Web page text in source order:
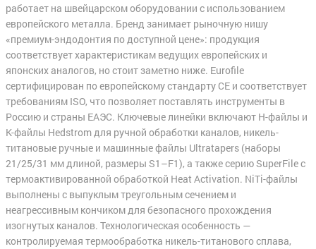
работает на швейцарском оборудовании с использованием
европейского металла. Бренд занимает рыночную нишу
«премиум-эндодонтия по доступной цене»: продукция
соответствует характеристикам ведущих европейских и
японских аналогов, но стоит заметно ниже. Eurofile
сертифицирован по европейскому стандарту CE и соответствует
требованиям ISO, что позволяет поставлять инструменты в
Россию и страны ЕАЭС. Ключевые линейки включают H-файлы и
K-файлы Hedstrom для ручной обработки каналов, никель-
титановые ручные и машинные файлы Ultratapers (наборы
21/25/31 мм длиной, размеры S1–F1), а также серию SuperFile с
термоактивированной обработкой Heat Activation. NiTi-файлы
выполнены с выпуклым треугольным сечением и
неагрессивным кончиком для безопасного прохождения
изогнутых каналов. Технологическая особенность —
контролируемая термообработка никель-титанового сплава,